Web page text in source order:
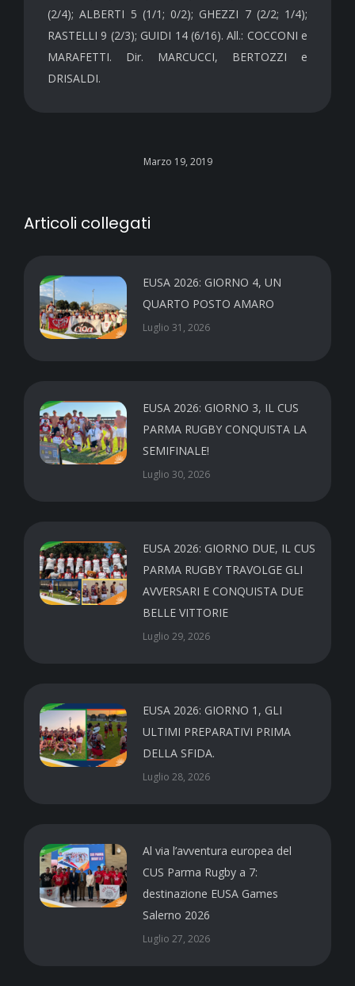
(2/4); ALBERTI 5 (1/1; 0/2); GHEZZI 7 (2/2; 1/4);
RASTELLI 9 (2/3); GUIDI 14 (6/16). All.: COCCONI e
MARAFETTI. Dir. MARCUCCI, BERTOZZI e
DRISALDI.
Marzo 19, 2019
Articoli collegati
EUSA 2026: GIORNO 4, UN
QUARTO POSTO AMARO
Luglio 31, 2026
EUSA 2026: GIORNO 3, IL CUS
PARMA RUGBY CONQUISTA LA
SEMIFINALE!
Luglio 30, 2026
EUSA 2026: GIORNO DUE, IL CUS
PARMA RUGBY TRAVOLGE GLI
AVVERSARI E CONQUISTA DUE
BELLE VITTORIE
Luglio 29, 2026
EUSA 2026: GIORNO 1, GLI
ULTIMI PREPARATIVI PRIMA
DELLA SFIDA.
Luglio 28, 2026
Al via l’avventura europea del
CUS Parma Rugby a 7:
destinazione EUSA Games
Salerno 2026
Luglio 27, 2026